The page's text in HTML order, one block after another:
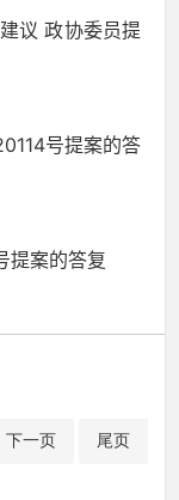
议 政协委员提
号提案的答
提案的答复
下一页 尾页